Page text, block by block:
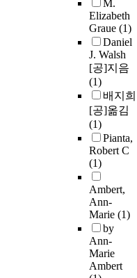
M.
Elizabeth
Graue (1)
Daniel
J. Walsh
[공]지음
(1)
배지희
[공]옮김
(1)
Pianta,
Robert C
(1)
Ambert,
Ann-
Marie (1)
by
Ann-
Marie
Ambert